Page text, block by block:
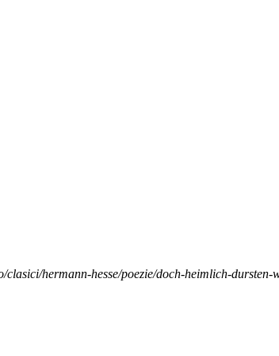
hermann-hesse/poezie/doch-heimlich-dursten-